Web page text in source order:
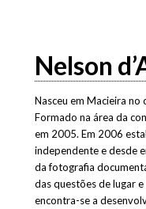
Nelson
Nasceu em Macieira
Formado na área da
em 2005. Em 2006
independente e desde
da fotografia
das questões de lugar
encontra-se a